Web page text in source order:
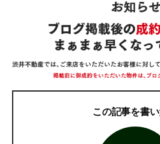
この記事を書